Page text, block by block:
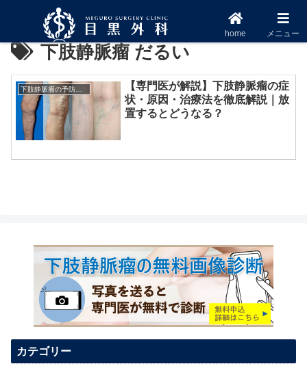
下肢静脈瘤 だるい
下肢静脈瘤の予防方法
【専門医が解説】下肢静脈瘤の症
状・原因・治療法を徹底解説｜放
置するとどうなる？
カテゴリー
home メニュー